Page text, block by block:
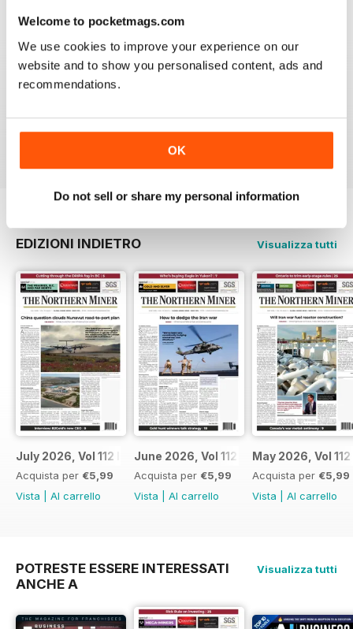
Welcome to pocketmags.com
We use cookies to improve your experience on our
website and to show you personalised content, ads and
recommendations.
OK
Do not sell or share my personal information
3
2 0
VISUALIZZA LE RECENSIONI
EDIZIONI INDIETRO Visualizza tutti
July 2026, Vol 112 Issue 7
Acquista per €5,99
Vista
Al carrello
June 2026, Vol 112 Issue 6
Acquista per €5,99
Vista
Al carrello
May 2026, Vol
Acquista per €5,99
Vista
Al carrello
POTRESTE ESSERE INTERESSATI
ANCHE A
Visualizza tutti